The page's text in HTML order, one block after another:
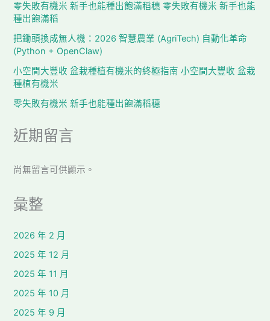
零失敗有機米 新手也能種出飽滿稻穗 零失敗有機米 新手也能
種出飽滿稻
把鋤頭換成無人機：2026 智慧農業 (AgriTech) 自動化革命
(Python + OpenClaw)
小空間大豐收 盆栽種植有機米的終極指南 小空間大豐收 盆栽
種植有機米
零失敗有機米 新手也能種出飽滿稻穗
近期留言
尚無留言可供顯示。
彙整
2026 年 2 月
2025 年 12 月
2025 年 11 月
2025 年 10 月
2025 年 9 月